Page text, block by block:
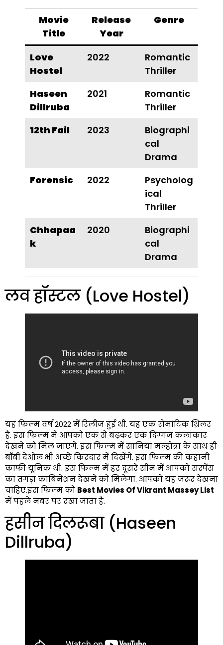
Movie
Title
Release
Year
Genre
Love
Hostel
2022
Romantic
Thriller
Haseen
Dillruba
2021
Romantic
Thriller
12th Fail
2023
Biographi
Cal
Drama
Forensic
2022
Psycholog
Ical
Thriller
Chhapaa
K
2020
Biographi
Cal
Drama
लव हॉस्टल (Love Hostel)
यह फिल्म वर्ष 2022 में रिलीज हुई थी. यह एक रोमांटिक थ्रिलर
है. इस फिल्म में आपको एक से बढ़कर एक दिग्गज कलाकार
देखने को मिल जाएंगे. इस फिल्म में सानिया मल्होत्रा के साथ ही
बॉबी देओल भी अच्छे किरदार में दिखेंगे. इस फिल्म की कहानी
काफी यूनिक थी. इस फिल्म में हर दूसरे सीन में आपको सस्पेंस
का तगड़ा कांबिनेशन देखने को मिलेगा. आपको यह जरूर देखना
चाहिए.इस फिल्म को Best Movies Of Vikrant Massey List
में पहले नंबर पर रखा जाता है.
हसीन दिलरूबा (Haseen
Dillruba)